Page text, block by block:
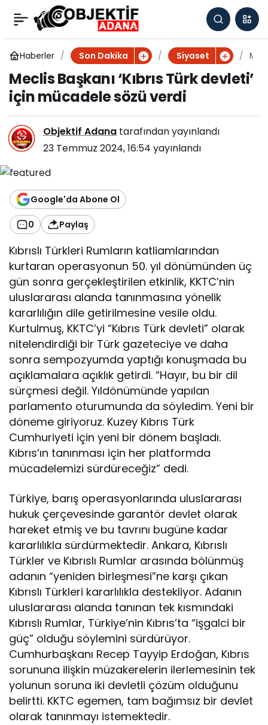
Haberler Son Dakika Siyaset
M
c
B
ı
t
d
Meclis Başkanı ‘Kıbrıs Türk devleti’
için mücadele sözü verdi
Objektif Adana tarafından yayınlandı
23 Temmuz 2024, 16:54 yayınlandı
Google'da Abone Ol
0 Paylaş
Kıbrıslı Türkleri Rumların katliamlarından
kurtaran operasyonun 50. yıl dönümünden üç
gün sonra gerçekleştirilen etkinlik, KKTC’nin
uluslararası alanda tanınmasına yönelik
kararlılığın dile getirilmesine vesile oldu.
Kurtulmuş, KKTC’yi “Kıbrıs Türk devleti” olarak
nitelendirdiği bir Türk gazeteciye ve daha
sonra sempozyumda yaptığı konuşmada bu
açıklamalara açıklık getirdi. “Hayır, bu bir dil
sürçmesi değil. Yıldönümünde yapılan
parlamento oturumunda da söyledim. Yeni bir
döneme giriyoruz. Kuzey Kıbrıs Türk
Cumhuriyeti için yeni bir dönem başladı.
Kıbrıs’ın tanınması için her platformda
mücadelemizi sürdüreceğiz” dedi.
Türkiye, barış operasyonlarında uluslararası
hukuk çerçevesinde garantör devlet olarak
hareket etmiş ve bu tavrını bugüne kadar
kararlılıkla sürdürmektedir. Ankara, Kıbrıslı
Türkler ve Kıbrıslı Rumlar arasında bölünmüş
adanın “yeniden birleşmesi”ne karşı çıkan
Kıbrıslı Türkleri kararlılıkla destekliyor. Adanın
uluslararası alanda tanınan tek kısmındaki
Kıbrıslı Rumlar, Türkiye’nin Kıbrıs’ta “işgalci bir
güç” olduğu söylemini sürdürüyor.
Cumhurbaşkanı Recep Tayyip Erdoğan, Kıbrıs
sorununa ilişkin müzakerelerin ilerlemesinin tek
yolunun soruna iki devletli çözüm olduğunu
belirtti. KKTC egemen, tam bağımsız bir devlet
olarak tanınmayı istemektedir.
Meclis Başkanı ‘Kıbrıs
Türk devleti’ için
mücadele sözü verdi